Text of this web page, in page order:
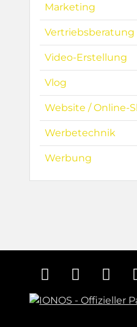
Marketing
Vertriebsberatung
Video-Erstellung
Vlog
Website / Online-
Werbetechnik
Werbung